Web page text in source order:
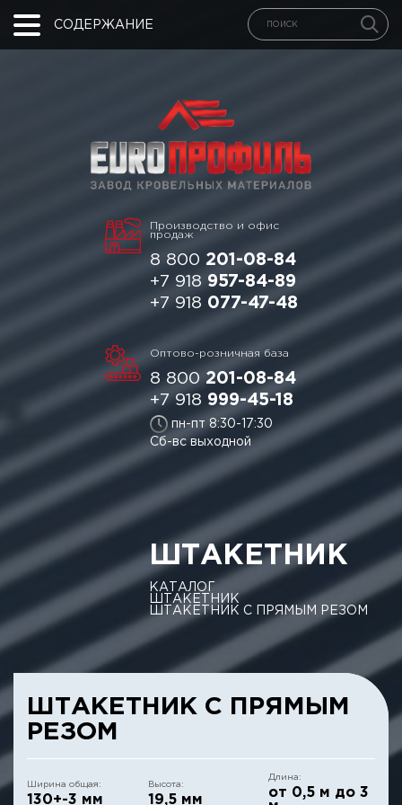
СОДЕРЖАНИЕ
Производство и офис
продаж
8 800 201-08-84
+7 918 957-84-89
+7 918 077-47-48
Оптово-розничная база
8 800 201-08-84
+7 918 999-45-18
пн-пт 8:30-17:30
Сб-вс выходной
ШТАКЕТНИК
КАТАЛОГ
ШТАКЕТНИК
ШТАКЕТНИК С ПРЯМЫМ РЕЗОМ
ШТАКЕТНИК С ПРЯМЫМ
РЕЗОМ
Ширина общая:
130+-3 мм
Высота:
19,5 мм
Длина:
от 0,5 м до 3